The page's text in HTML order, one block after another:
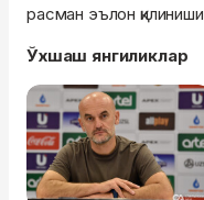
расман эълон
Ўхшаш янгиликлар